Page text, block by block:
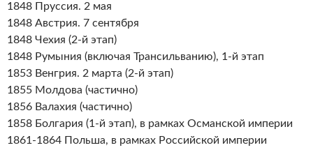
1848 Пруссия. 2 мая
1848 Австрия. 7 сентября
1848 Чехия (2-й этап)
1848 Румыния (включая Трансильванию), 1-й этап
1853 Венгрия. 2 марта (2-й этап)
1855 Молдова (частично)
1856 Валахия (частично)
1858 Болгария (1-й этап), в рамках Османской империи
1861-1864 Польша, в рамках Российской империи